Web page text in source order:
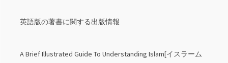
英語版の著書に関する出版情報
A Brief Illustrated Guide To Understanding Islam[イスラーム